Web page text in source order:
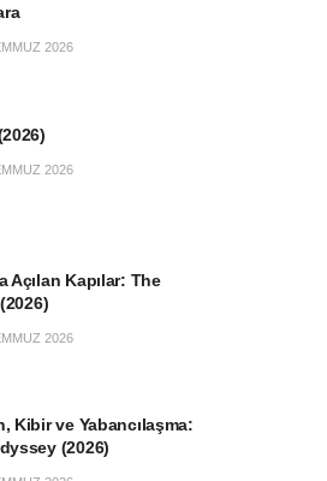
2026
2026
Açılan Kapılar: The
2026
Kibir ve Yabancılaşma:
(2026)